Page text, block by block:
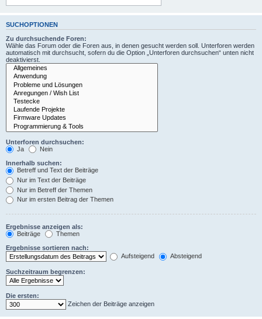
SUCHOPTIONEN
Zu durchsuchende Foren:
Wähle das Forum oder die Foren aus, in denen gesucht werden soll. Unterforen werden
automatisch mit durchsucht, sofern du die Option „Unterforen durchsuchen“ unten nicht
deaktivierst.
Unterforen durchsuchen:
Ja
Nein
Innerhalb suchen:
Betreff und Text der Beiträge
Nur im Text der Beiträge
Nur im Betreff der Themen
Nur im ersten Beitrag der Themen
Ergebnisse anzeigen als:
Beiträge
Themen
Ergebnisse sortieren nach:
Aufsteigend
Absteigend
Suchzeitraum begrenzen:
Die ersten:
Zeichen der Beiträge anzeigen